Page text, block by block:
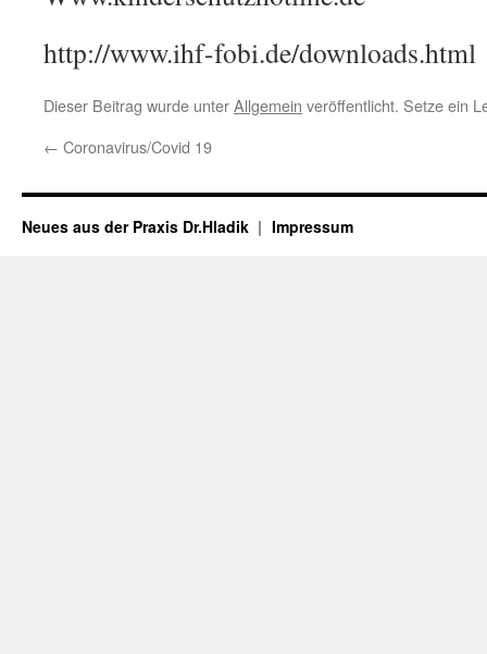
http://www.ihf-fobi.de/downloads.html
Dieser Beitrag wurde unterAllgemein veröffentlicht. Setze ein
← Coronavirus/Covid 19
Neues aus der Praxis Dr.Hladik Impressum